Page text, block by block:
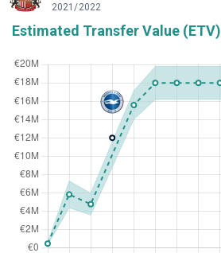
2021/2022
Estimated Transfer Value (ETV)